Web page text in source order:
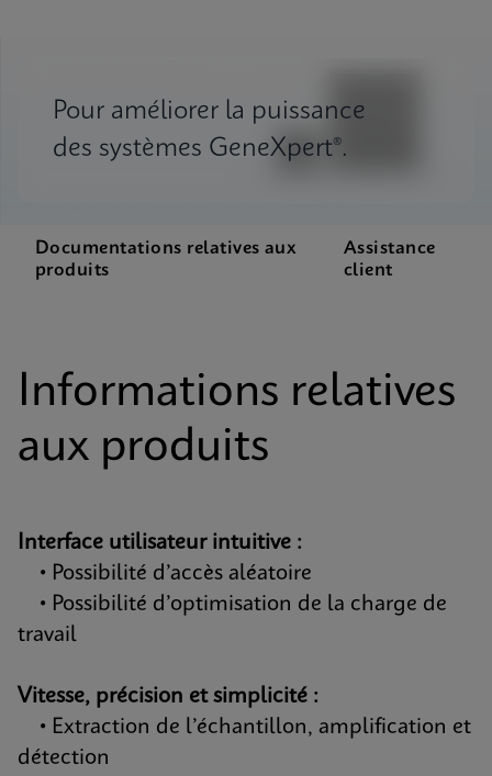
Pour améliorer la puissance
des systèmes GeneXpert®.
Documentations relatives aux
produits
Assistance
client
Informations relatives
aux produits
Interface utilisateur intuitive :
• Possibilité d’accès aléatoire
• Possibilité d’optimisation de la charge de
travail
Vitesse, précision et simplicité :
• Extraction de l’échantillon, amplification et
détection